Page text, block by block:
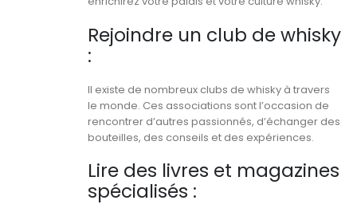
Rejoindre un club de whisky
:
Il existe de nombreux clubs de whisky à travers
le monde. Ces associations sont l’occasion de
rencontrer d’autres passionnés, d’échanger des
bouteilles, des conseils et des expériences.
Lire des livres et magazines
spécialisés :